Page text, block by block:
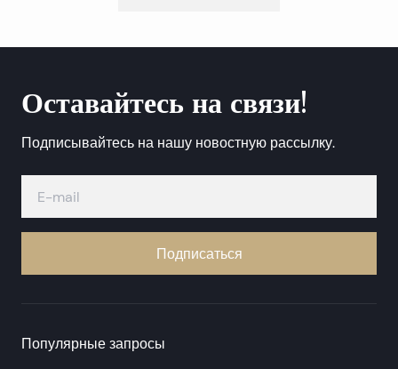
Оставайтесь на связи!
Подписывайтесь на нашу новостную рассылку.
Подписаться
Популярные запросы